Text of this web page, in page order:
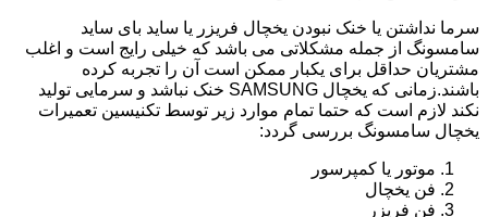
سرما نداشتن یا خنک نبودن یخچال فریزر یا ساید بای ساید
سامسونگ از جمله مشکلاتی می باشد که خیلی رایج است و اغلب
مشتریان حداقل برای یکبار ممکن است آن را تجربه کرده
باشند.زمانی که یخچال SAMSUNG خنک نباشد و سرمایی تولید
نکند لازم است که حتما تمام موارد زیر توسط تکنیسین تعمیرات
یخچال سامسونگ بررسی گردد:
موتور یا کمپرسور
فن یخچال
فن فریزر